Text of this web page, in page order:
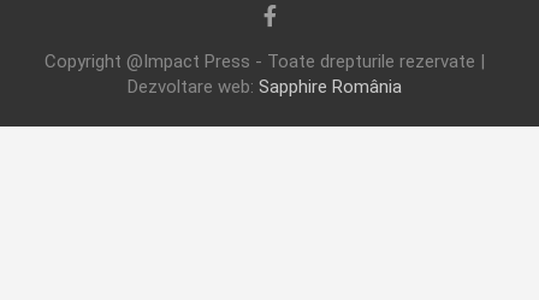
Copyright @Impact Press - Toate drepturile rezervate |
Dezvoltare web: Sapphire România